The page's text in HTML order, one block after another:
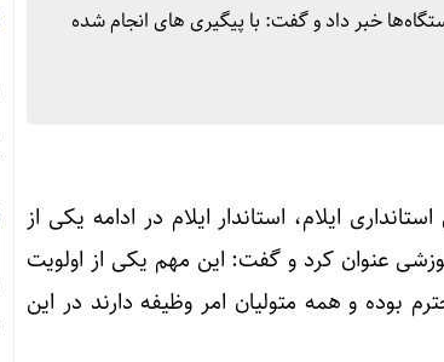
خبر داد و گفت: با پیگیری های انجام شده
ایلام، استاندار ایلام در ادامه یکی از
عنوان کرد و گفت: این مهم یکی از اولویت
بوده و همه متولیان امر وظیفه دارند در این